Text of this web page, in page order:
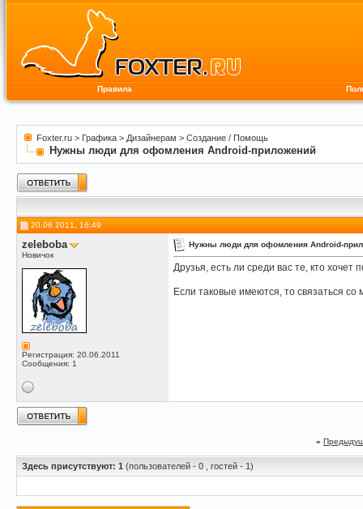
Правила
Foxter.ru > Графика > Дизайнерам > Создание / Помощь
Нужны люди для офомления Android-приложений
20.06.2011, 16:49
zeleboba
Новичок
Регистрация: 20.06.2011
Сообщения: 1
Нужны люди для офомления Android-
Друзья, есть ли среди вас те, кто
Если таковые имеются, то связаться
«
Здесь присутствуют: 1 (пользователей - 0 , гостей - 1)